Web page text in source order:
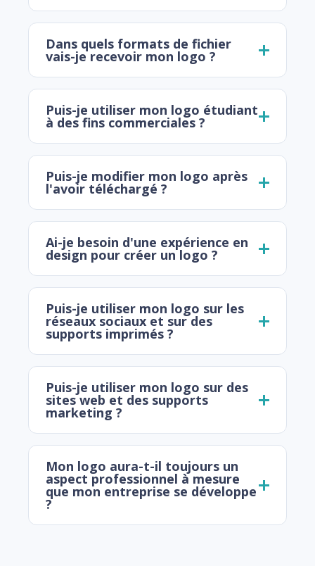
Dans quels formats de fichier
vais-je recevoir mon logo ?
Puis-je utiliser mon logo étudiant
à des fins commerciales ?
Puis-je modifier mon logo après
l'avoir téléchargé ?
Ai-je besoin d'une expérience en
design pour créer un logo ?
Puis-je utiliser mon logo sur les
réseaux sociaux et sur des
supports imprimés ?
Puis-je utiliser mon logo sur des
sites web et des supports
marketing ?
Mon logo aura-t-il toujours un
aspect professionnel à mesure
que mon entreprise se développe
?